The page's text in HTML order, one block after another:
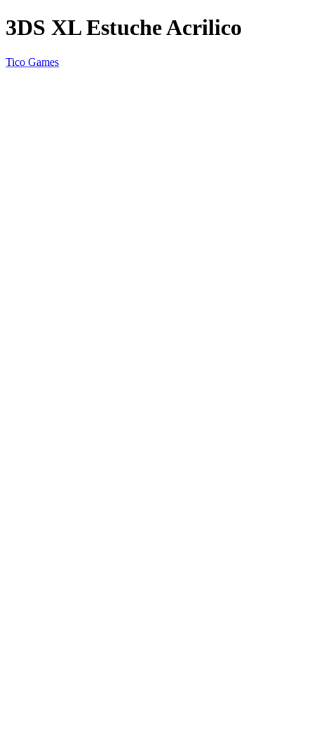
3DS XL Estuche Acrilico
Tico Games